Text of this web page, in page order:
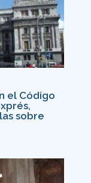
el Código
sobre